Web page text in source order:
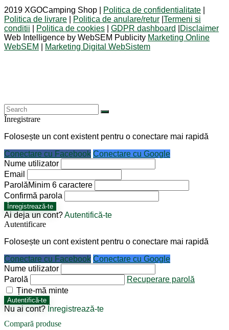
2019 XGOCamping Shop | Politica de confidentialitate
Politica de livrare
Politica de anulare/retur Termeni si
conditii
Politica de cookies GDPR dashboard
Disclaimer
Web Intelligence by WebSEM Publicity Marketing Online
WebSEM
Marketing Digital WebSistem
Înregistrare
Folosește un cont existent pentru o conectare mai rapidă
Conectare cu Facebook Conectare cu Google
Nume utilizator
Email
ParolăMinim 6 caractere
Confirmă parola
Înregistrează-te
Ai deja un cont?Autentifică-te
Autentificare
Folosește un cont existent pentru o conectare mai rapidă
Conectare cu Facebook Conectare cu Google
Nume utilizator
Parolă
Recuperare parolă
Ține-mă minte
Autentifică-te
Nu ai cont? Înregistrează-te
Compară produse